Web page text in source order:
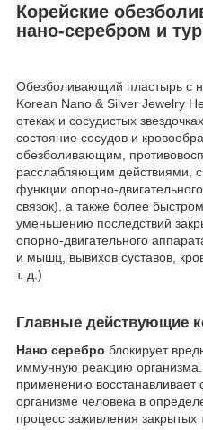
Корейские
нано-серебром и
Обезболивающий пластырь с
Korean Nano & Silver Jewelry
отеках и сосудистых
состояние сосудов и
обезболивающим,
расслабляющим действиями,
функции опорно-
связок), а также более
уменьшению последствий
опорно-двигательного
и мышц, вывихов суставов,
т. д.)
Главные действующие
Нано серебро блокирует
иммунную реакцию
применению восстанавливает
организме человека в
процесс заживления